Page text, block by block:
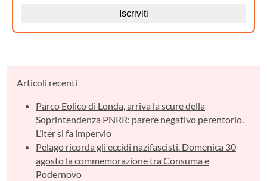
Articoli recenti
Parco Eolico di Londa, arriva la scure della
Soprintendenza PNRR: parere negativo perentorio.
L’iter si fa impervio
Pelago ricorda gli eccidi nazifascisti. Domenica 30
agosto la commemorazione tra Consuma e
Podernovo